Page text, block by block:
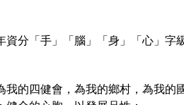
資分「手」「腦」「身」「心」字
的四健會，為我的鄉村，為我的